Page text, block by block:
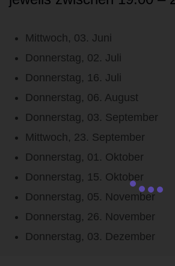
Mittwoch, 03. Juni
Donnerstag, 02. Juli
Donnerstag, 16. Juli
Donnerstag, 06. August
Donnerstag, 03. September
Mittwoch, 23. September
Donnerstag, 01. Oktober
Donnerstag, 15. Oktober
Donnerstag, 05. November
Donnerstag, 26. November
Donnerstag, 03. Dezember